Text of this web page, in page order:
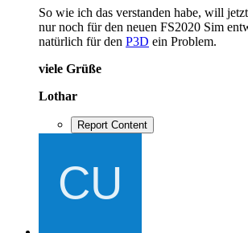
So wie ich das verstanden habe, will
nur noch für den neuen FS2020 Sim
natürlich für den P3D ein Problem.
viele Grüße
Lothar
Report Content